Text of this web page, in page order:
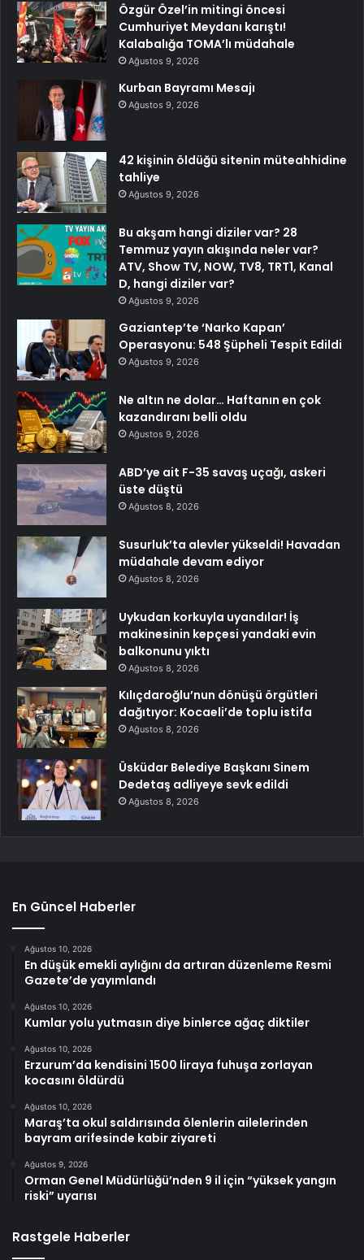
Özgür Özel’in mitingi öncesi
Cumhuriyet Meydanı karıştı!
Kalabalığa TOMA’lı müdahale
Ağustos 9, 2026
Kurban Bayramı Mesajı
Ağustos 9, 2026
42 kişinin öldüğü sitenin müteahhidine
tahliye
Ağustos 9, 2026
Bu akşam hangi diziler var? 28
Temmuz yayın akışında neler var?
ATV, Show TV, NOW, TV8, TRT1, Kanal
D, hangi diziler var?
Ağustos 9, 2026
Gaziantep’te ‘Narko Kapan’
Operasyonu: 548 Şüpheli Tespit Edildi
Ağustos 9, 2026
Ne altın ne dolar… Haftanın en çok
kazandıranı belli oldu
Ağustos 9, 2026
ABD’ye ait F-35 savaş uçağı, askeri
üste düştü
Ağustos 8, 2026
Susurluk’ta alevler yükseldi! Havadan
müdahale devam ediyor
Ağustos 8, 2026
Uykudan korkuyla uyandılar! İş
makinesinin kepçesi yandaki evin
balkonunu yıktı
Ağustos 8, 2026
Kılıçdaroğlu’nun dönüşü örgütleri
dağıtıyor: Kocaeli’de toplu istifa
Ağustos 8, 2026
Üsküdar Belediye Başkanı Sinem
Dedetaş adliyeye sevk edildi
Ağustos 8, 2026
En Güncel Haberler
Ağustos 10, 2026
En düşük emekli aylığını da artıran düzenleme Resmi
Gazete’de yayımlandı
Ağustos 10, 2026
Kumlar yolu yutmasın diye binlerce ağaç diktiler
Ağustos 10, 2026
Erzurum’da kendisini 1500 liraya fuhuşa zorlayan
kocasını öldürdü
Ağustos 10, 2026
Maraş’ta okul saldırısında ölenlerin ailelerinden
bayram arifesinde kabir ziyareti
Ağustos 9, 2026
Orman Genel Müdürlüğü’nden 9 il için “yüksek yangın
riski” uyarısı
Rastgele Haberler